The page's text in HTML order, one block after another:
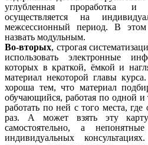
углубленная проработка и
осуществляется на
межсессионный период. В
назвать модульным.
Во-вторых, строгая
использовать электронные
которых в краткой, ёмкой и
материал некоторой главы
хороша тем, что материал
обучающийся, работая по одной и
работать по ней с того места,
раз. А может взять эту
самостоятельно, а
индивидуальных